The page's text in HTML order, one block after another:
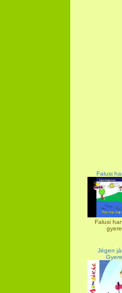
Falusi
Falusi
Jégen